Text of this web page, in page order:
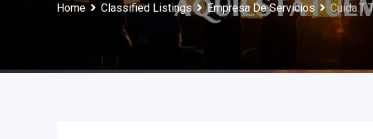
Home Classified Listings Empresa De Servicios Cuida.T